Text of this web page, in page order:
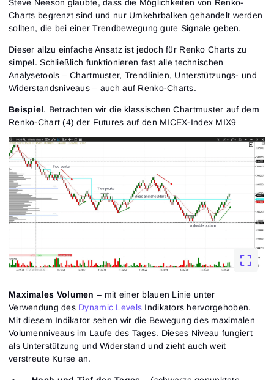
Steve Neeson glaubte, dass die Möglichkeiten von Renko-
Charts begrenzt sind und nur Umkehrbalken gehandelt werden
sollten, die bei einer Trendbewegung gute Signale geben.
Dieser allzu einfache Ansatz ist jedoch für Renko Charts zu
simpel. Schließlich funktionieren fast alle technischen
Analysetools – Chartmuster, Trendlinien, Unterstützungs- und
Widerstandsniveaus – auch auf Renko-Charts.
Beispiel. Betrachten wir die klassischen Chartmuster auf dem
Renko-Chart (4) der Futures auf den MICEX-Index MIX9
Maximales Volumen – mit einer blauen Linie unter
Verwendung desDynamic Levels Indikators hervorgehoben.
Mit diesem Indikator sehen wir die Bewegung des maximalen
Volumenniveaus im Laufe des Tages. Dieses Niveau fungiert
als Unterstützung und Widerstand und zieht auch weit
verstreute Kurse an.